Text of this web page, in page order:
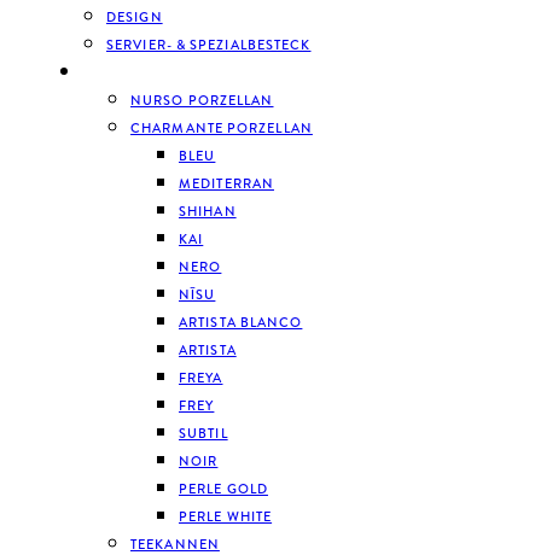
DESIGN
SERVIER- & SPEZIALBESTECK
NURSO PORZELLAN
CHARMANTE PORZELLAN
BLEU
MEDITERRAN
SHIHAN
KAI
NERO
NĪSU
ARTISTA BLANCO
ARTISTA
FREYA
FREY
SUBTIL
NOIR
PERLE GOLD
PERLE WHITE
TEEKANNEN